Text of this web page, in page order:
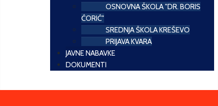
OSNOVNA ŠKOLA "DR. BORIS
ĆORIĆ"
SREDNJA ŠKOLA KREŠEVO
PRIJAVA KVARA
JAVNE NABAVKE
DOKUMENTI